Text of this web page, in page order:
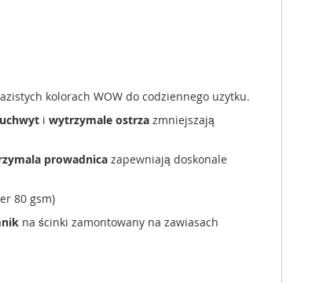
kolorach WOW do codziennego uzytku.
i wytrzymale ostrza zmniejszają
prowadnica zapewniają doskonale
80 gsm)
na ścinki zamontowany na zawiasach